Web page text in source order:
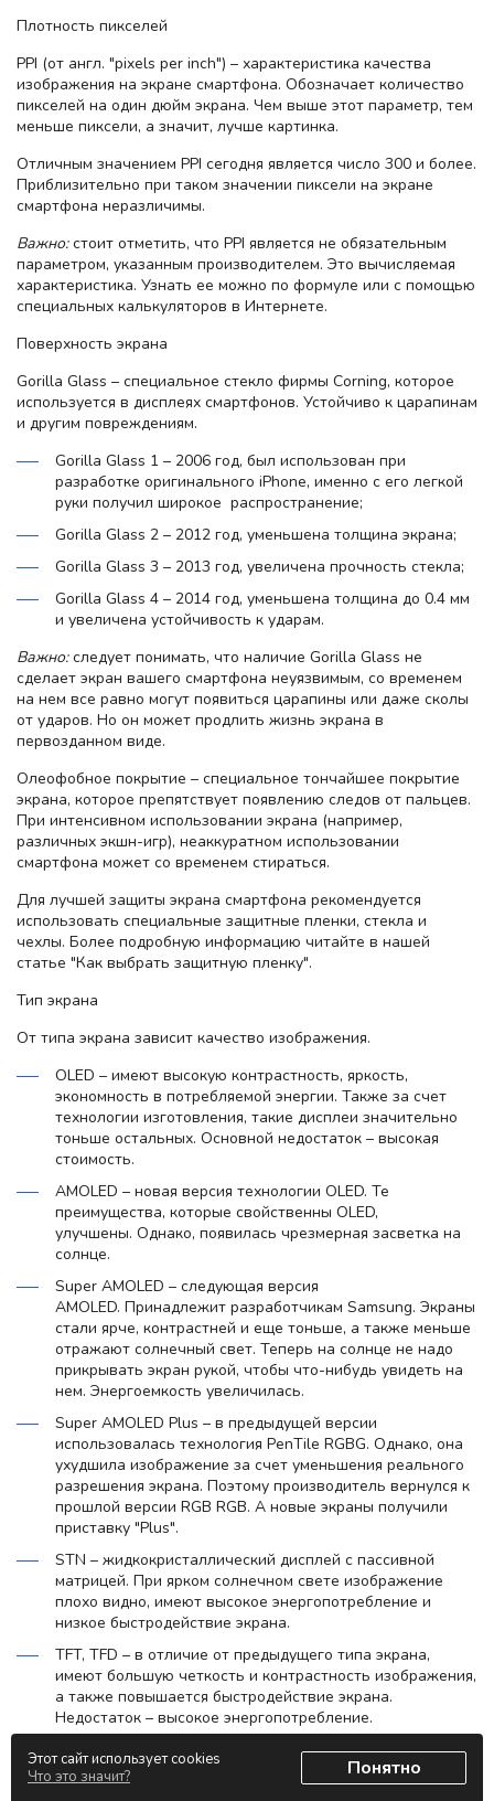
Плотность пикселей
PPI (от англ. "pixels per inch") – характеристика качества
изображения на экране смартфона. Обозначает количество
пикселей на один дюйм экрана. Чем выше этот параметр, тем
меньше пиксели, а значит, лучше картинка.
Отличным значением PPI сегодня является число 300 и более.
Приблизительно при таком значении пиксели на экране
смартфона неразличимы.
Важно:стоит отметить, что PPI является не обязательным
параметром, указанным производителем. Это вычисляемая
характеристика. Узнать ее можно по формуле или с помощью
специальных калькуляторов в Интернете.
Поверхность экрана
Gorilla Glass – специальное стекло фирмы Corning, которое
используется в дисплеях смартфонов. Устойчиво к царапинам
и другим повреждениям.
Gorilla Glass 1 – 2006 год, был использован при
разработке оригинального iPhone, именно с его легкой
руки получил широкое распространение;
Gorilla Glass 2 – 2012 год, уменьшена толщина экрана;
Gorilla Glass 3 – 2013 год, увеличена прочность стекла;
Gorilla Glass 4 – 2014 год, уменьшена толщина до 0.4 мм
и увеличена устойчивость к ударам.
Важно:следует понимать, что наличие Gorilla Glass не
сделает экран вашего смартфона неуязвимым, со временем
на нем все равно могут появиться царапины или даже сколы
от ударов. Но он может продлить жизнь экрана в
первозданном виде.
Олеофобное покрытие – специальное тончайшее покрытие
экрана, которое препятствует появлению следов от пальцев.
При интенсивном использовании экрана (например,
различных экшн-игр), неаккуратном использовании
смартфона может со временем стираться.
Для лучшей защиты экрана смартфона рекомендуется
использовать специальные защитные пленки, стекла и
чехлы. Более подробную информацию читайте в нашей
статье "Как выбрать защитную пленку".
Тип экрана
От типа экрана зависит качество изображения.
OLED – имеют высокую контрастность, яркость,
экономность в потребляемой энергии. Также за счет
технологии изготовления, такие дисплеи значительно
тоньше остальных. Основной недостаток – высокая
стоимость.
AMOLED – новая версия технологии OLED. Те
преимущества, которые свойственны OLED,
улучшены. Однако, появилась чрезмерная засветка на
солнце.
Super AMOLED – следующая версия
AMOLED. Принадлежит разработчикам Samsung. Экраны
стали ярче, контрастней и еще тоньше, а также меньше
отражают солнечный свет. Теперь на солнце не надо
прикрывать экран рукой, чтобы что-нибудь увидеть на
нем. Энергоемкость увеличилась.
Super AMOLED Plus – в предыдущей версии
использовалась технология PenTile RGBG. Однако, она
ухудшила изображение за счет уменьшения реального
разрешения экрана. Поэтому производитель вернулся к
прошлой версии RGB RGB. А новые экраны получили
приставку "Plus".
STN – жидкокристаллический дисплей с пассивной
матрицей. При ярком солнечном свете изображение
плохо видно, имеют высокое энергопотребление и
низкое быстродействие экрана.
TFT, TFD – в отличие от предыдущего типа экрана,
имеют большую четкость и контрастность изображения,
а также повышается быстродействие экрана.
Недостаток – высокое энергопотребление.
TFT TMR – позволяют получить яркое и контрастное
изображение как на улице, даже при ярком солнце, так
и в темном помещении. Также в этой разновидности
Этот сайт использует cookies
Что это значит?
Понятно